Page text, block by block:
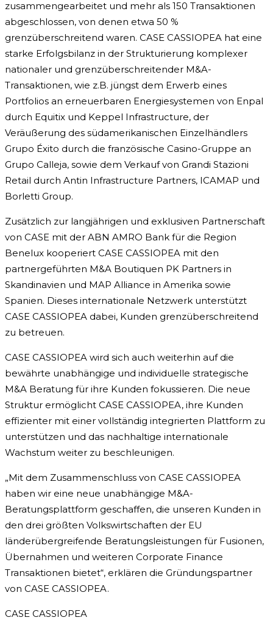
zusammengearbeitet und mehr als 150 Transaktionen
abgeschlossen, von denen etwa 50 %
grenzüberschreitend waren. CASE CASSIOPEA hat eine
starke Erfolgsbilanz in der Strukturierung komplexer
nationaler und grenzüberschreitender M&A-
Transaktionen, wie z.B. jüngst dem Erwerb eines
Portfolios an erneuerbaren Energiesystemen von Enpal
durch Equitix und Keppel Infrastructure, der
Veräußerung des südamerikanischen Einzelhändlers
Grupo Éxito durch die französische Casino-Gruppe an
Grupo Calleja, sowie dem Verkauf von Grandi Stazioni
Retail durch Antin Infrastructure Partners, ICAMAP und
Borletti Group.
Zusätzlich zur langjährigen und exklusiven Partnerschaft
von CASE mit der ABN AMRO Bank für die Region
Benelux kooperiert CASE CASSIOPEA mit den
partnergeführten M&A Boutiquen PK Partners in
Skandinavien und MAP Alliance in Amerika sowie
Spanien. Dieses internationale Netzwerk unterstützt
CASE CASSIOPEA dabei, Kunden grenzüberschreitend
zu betreuen.
CASE CASSIOPEA wird sich auch weiterhin auf die
bewährte unabhängige und individuelle strategische
M&A Beratung für ihre Kunden fokussieren. Die neue
Struktur ermöglicht CASE CASSIOPEA, ihre Kunden
effizienter mit einer vollständig integrierten Plattform zu
unterstützen und das nachhaltige internationale
Wachstum weiter zu beschleunigen.
„Mit dem Zusammenschluss von CASE CASSIOPEA
haben wir eine neue unabhängige M&A-
Beratungsplattform geschaffen, die unseren Kunden in
den drei größten Volkswirtschaften der EU
länderübergreifende Beratungsleistungen für Fusionen,
Übernahmen und weiteren Corporate Finance
Transaktionen bietet“, erklären die Gründungspartner
von CASE CASSIOPEA.
CASE CASSIOPEA